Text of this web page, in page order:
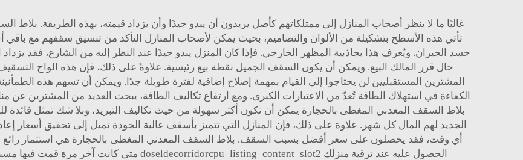
غالبًا ما لا ينظر أصحاب المنازل إلى ممتلكاتهم كأصل يريدون أن يبدو جيدًا وأن يزداد قيمته، بهذه الطريقة. بلاط
تأتي هذه الأسطح بتشكيلة من الألوان والتصاميم، بحيث يمكن لأصحاب المنازل التأكد من تنسيق سقفهم مع
حسد الجيران. ويُعرف هذا بجاذبية المظهر الخارجي. فإذا كان المنزل يبدو جيدًا عند النظر إليه من الشارع، فقد
حال قرر المالك البيع. ويمكن أن يكون السقف الجميل نقطة بيع رئيسية. علاوةً على ذلك، فإن هذه الواح
المشترين المستقبليين لن يحتاجوا إلى القيام بمهمة إصلاح إضافية لفترة طويلة جدًا. ويمكن أن تسهم هذه
الكفاءة في استهلاك الطاقة تُعدّ من الاعتبارات الكبرى. ومع ارتفاع تكاليف الطاقة، يبحث العديد من المشترين عن
بلاط السقف المعدني المغطى بالحجارة يمكن أن تكون أكثر سهولة من حيث تكاليف التبريد، وبلا شك تمثل فائدة
الجديد لهم المال كل شهر. علاوة على ذلك، فإن المنازل التي تتميز بأسقف عالية الجودة تميل إلى تحقيق أسعار
أي وقت، فقد يحصلون على سعر أفضل بسبب السقف. بلاط السقف المعدني المغطى بالحجارة هي استثمار
الحصول عليه عند ترقية منزلك doseldecorridorcpu_listing_content_slot2 متى كانت آخر مرة قمت فيها مسبقًا benn706 erectorivenListingSlot3 بترقية منزلك؟